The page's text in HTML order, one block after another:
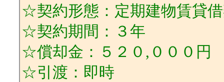
☆契約形態：定期建物賃貸
☆契約期間：３年
☆償却金：５２０,０００円
☆引渡：即時